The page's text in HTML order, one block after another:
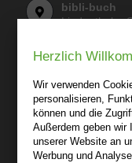
bibli-buch
Lindenthaler
Wir sind
Über bibli-
+
AGB
Herzlich
Wir verwenden
personalisieren,
können und die
Außerdem geben wir
unserer Website an
Werbung und